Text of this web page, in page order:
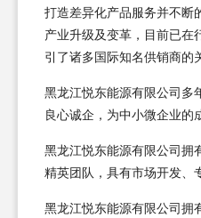
打造差异化产品服务并不断
产业升级及变革，目前已在
引了诸多国际知名供销商的
黑龙江悦东能源有限公司多
良心诚企，为中小微企业的
黑龙江悦东能源有限公司拥
精英团队，具有市场开发、
黑龙江悦东能源有限公司拥